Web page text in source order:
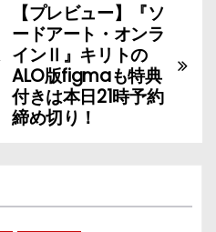
【プレビュー】『ソ
ードアート・オンラ
インⅡ』キリトの
ALO版figmaも特典
付きは本日21時予約
締め切り！